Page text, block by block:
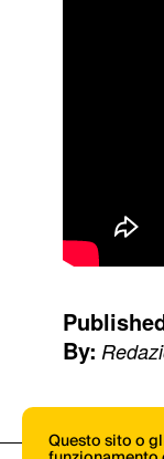
By:
Questo sito o